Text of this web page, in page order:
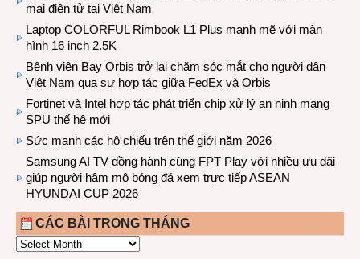
mại điện tử tại Việt Nam
Laptop COLORFUL Rimbook L1 Plus mạnh mẽ với màn
hình 16 inch 2.5K
Bệnh viện Bay Orbis trở lại chăm sóc mắt cho người dân
Việt Nam qua sự hợp tác giữa FedEx và Orbis
Fortinet và Intel hợp tác phát triển chip xử lý an ninh mạng
SPU thế hệ mới
Sức mạnh các hộ chiếu trên thế giới năm 2026
Samsung AI TV đồng hành cùng FPT Play với nhiều ưu đãi
giúp người hâm mộ bóng đá xem trực tiếp ASEAN
HYUNDAI CUP 2026
CÁC BÀI TRONG THÁNG
CÁC